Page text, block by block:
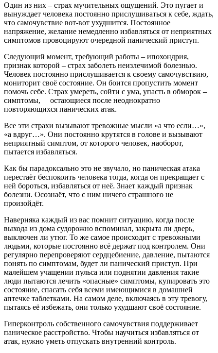
Один из них – страх мучительных ощущений. Это пугает и
вынуждает человека постоянно прислушиваться к себе, ждать,
что самочувствие вот-вот ухудшится. Постоянное
напряжение, желание немедленно избавляться от неприятных
симптомов провоцируют очередной панический приступ.
Следующий момент, требующий работы – ипохондрия,
признак которой – страх заболеть неизлечимой болезнью.
Человек постоянно прислушивается к своему самочувствию,
мониторит своё состояние. Он боится пропустить момент
помочь себе. Страх умереть, сойти с ума, упасть в обморок –
симптомы, остающиеся после неоднократно
повторяющихся панических атак.
Все эти страхи вызывают тревожные мысли «а что если…»,
«а вдруг…». Они постоянно крутятся в голове и вызывают
неприятный симптом, от которого человек, наоборот,
пытается избавляться.
Как бы парадоксально это не звучало, но паническая атака
перестаёт беспокоить человека тогда, когда он прекращает с
ней бороться, избавляться от неё. Знает каждый признак
болезни. Осознаёт, что с ним ничего страшного не
произойдёт.
Наверняка каждый из вас помнит ситуацию, когда после
выхода из дома судорожно вспоминал, закрыта ли дверь,
выключен ли утюг. То же самое происходит с тревожными
людьми, которые постоянно всё держат под контролем. Они
регулярно перепроверяют сердцебиение, давление, пытаются
понять по симптомам, будет ли панический приступ. При
малейшем учащении пульса или поднятии давления такие
люди пытаются лечить «опасные» симптомы, купировать это
состояние, спасать себя всеми имеющимися в домашней
аптечке таблетками. На самом деле, включаясь в эту тревогу,
пытаясь её избежать, они только ухудшают своё состояние.
Гиперконтроль собственного самочувствия поддерживает
паническое расстройство. Чтобы научиться избавляться от
атак, нужно уметь отпускать внутренний контроль.